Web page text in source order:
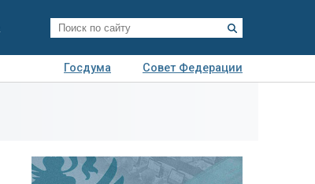
Госдума
Совет Федерации